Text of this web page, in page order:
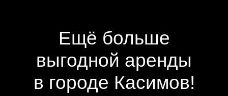
Ещё больше
выгодной аренды
в городе Касимов!